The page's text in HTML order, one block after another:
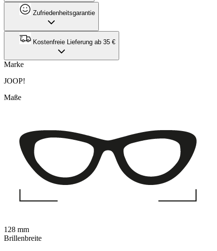
Zufriedenheitsgarantie
Kostenfreie Lieferung ab 35 €
Marke
JOOP!
Maße
128 mm
Brillenbreite